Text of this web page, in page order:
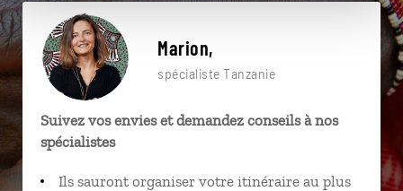
Marion,
spécialiste Tanzanie
Suivez vos envies et demandez conseils à nos
spécialistes
Ils sauront organiser votre itinéraire au plus